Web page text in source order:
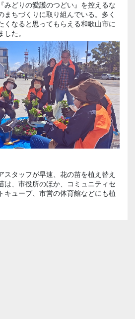
みどりの愛護のつどい』を控えるな
まちづくりに取り組んでいる。多く
くなると思ってもらえる和歌山市に
た。
スタッフが早速、花の苗を植え替え
は、市役所のほか、コミュニティセ
キューブ、市営の体育館などにも植